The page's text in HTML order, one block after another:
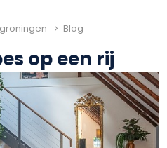
Blog
op een rij